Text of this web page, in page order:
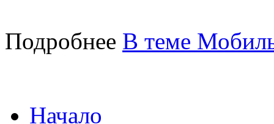
Подробнее В теме
Начало